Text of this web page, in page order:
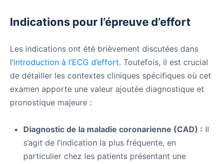
Indications pour l’épreuve d’effort
Les indications ont été brièvement discutées dans
l’introduction à l’ECG d’effort. Toutefois, il est crucial
de détailler les contextes cliniques spécifiques où cet
examen apporte une valeur ajoutée diagnostique et
pronostique majeure :
Diagnostic de la maladie coronarienne (CAD) : Il
s’agit de l’indication la plus fréquente, en
particulier chez les patients présentant une